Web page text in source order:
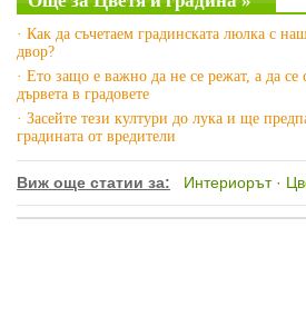
· Как да съчетаем градинската люлка с
двор?
· Ето защо е важно да не се режат, а да се
дървета в градовете
· Засейте тези култури до лука и ще
градината от вредители
Виж още статии за: Интериорът·